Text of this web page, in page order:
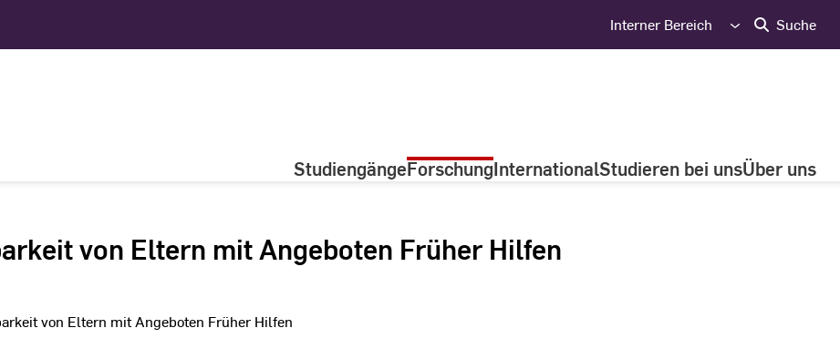
Interner Bereich Suche
StudiengängeForschungInternationalStudieren bei unsÜber uns
von Eltern mit Angeboten Früher Hilfen
von Eltern mit Angeboten Früher Hilfen